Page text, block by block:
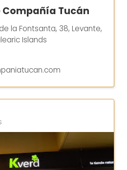
Compañía Tucán
la Fontsanta, 38, Levante,
Islands